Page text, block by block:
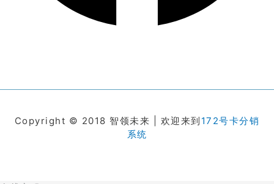
Copyright © 2018 智领未来 | 欢迎来到 172号卡分销
系统